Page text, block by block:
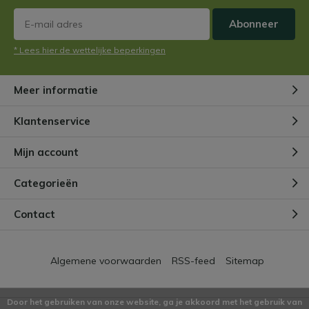
Sommige van deze planten, zoals de Venus Vliegenval,
hebben een valmechanisme ontwikkeld dat snel
dichtklapt wanneer de prooi op de haartjes van de
Venus Vliegeval loopt. Het is daarnaast ook
uitzonderlijk in de planten wereld dat een plant zoals
de Venus Vliegenval
Wanneer een insect hier overheen loopt en 2 maal
dicht. Mocht dit niet binnen 20 seconden gebeuren dan
komen op gladde groeven terecht welke zich in de
Abonneer
* Lees hier de wettelijke beperkingen
Meer informatie
Klantenservice
Mijn account
Categorieën
Contact
Algemene voorwaarden RSS-feed Sitemap
Door het gebruiken van onze website, ga je akkoord met het gebruik van